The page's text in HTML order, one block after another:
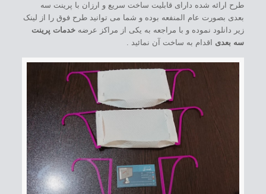
طرح ارائه شده دارای قابلیت ساخت سریع و ارزان با پرینت سه
بعدی بصورت عام المنفعه بوده و شما می توانید طرح فوق را از لینک
زیر دانلود نموده و با مراجعه به یکی از مراکز عرضهخدمات پرینت
سه بعدی اقدام به ساخت آن نمائید .